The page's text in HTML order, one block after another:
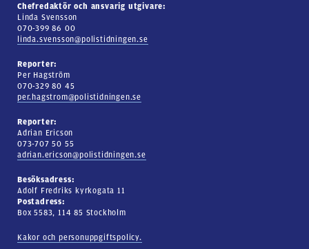
Chefredaktör och ansvarig utgivare:
Linda Svensson
070-399 86 00
linda.svensson@polistidningen.se
Reporter:
Per Hagström
070-329 80 45
per.hagstrom@polistidningen.se
Reporter:
Adrian Ericson
073-707 50 55
adrian.ericson@polistidningen.se
Besöksadress:
Adolf Fredriks kyrkogata 11
Postadress:
Box 5583, 114 85 Stockholm
Kakor och personuppgiftspolicy.